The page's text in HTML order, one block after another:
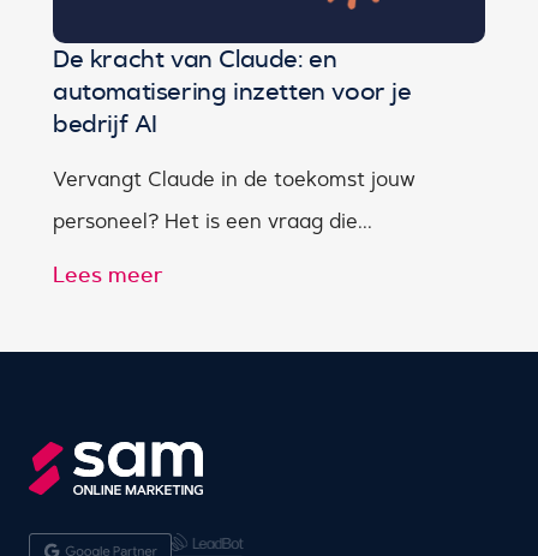
De kracht van Claude: en
automatisering inzetten voor je
bedrijf AI
Vervangt Claude in de toekomst jouw
personeel? Het is een vraag die...
Lees meer